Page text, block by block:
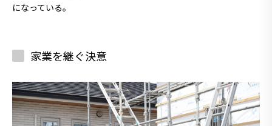
になっている。
家業を継ぐ決意